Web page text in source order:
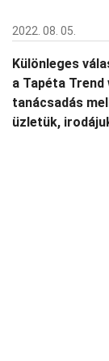
2022. 08. 05.
Különleges
a Tapéta
tanácsadás
üzletük,